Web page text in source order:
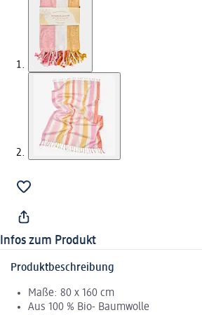
Infos zum Produkt
Produktbeschreibung
Maße: 80 x 160 cm
Aus 100 % Bio- Baumwolle